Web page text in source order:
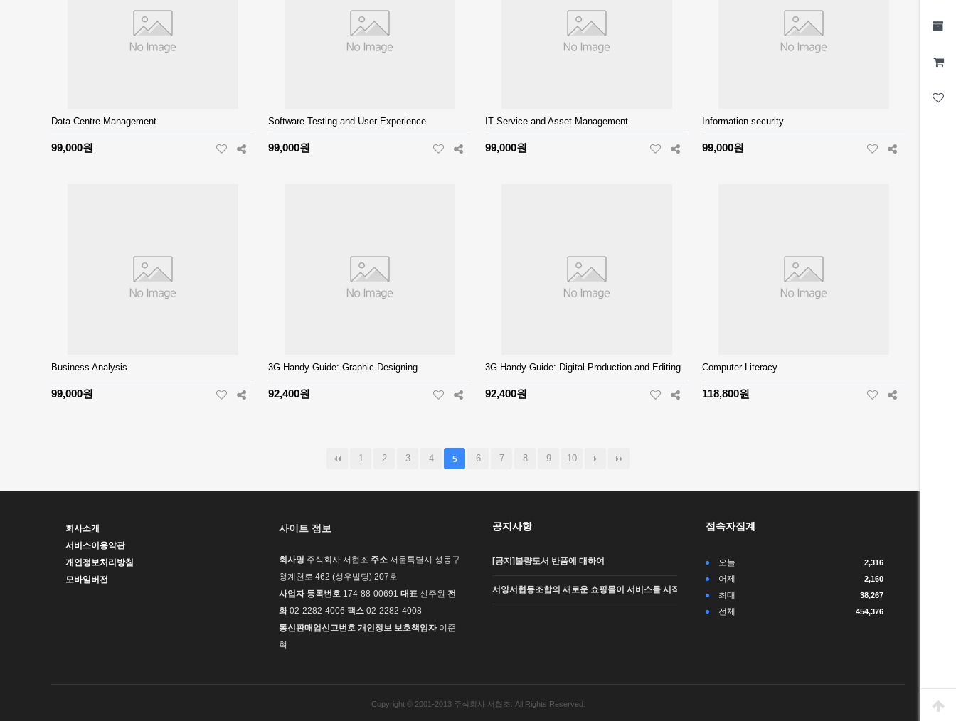
Data Centre Management
99,000원
Software Testing and User Experience
99,000원
IT Service and Asset Management
99,000원
Information security
99,000원
Business Analysis
99,000원
3G Handy Guide: Graphic Designing
92,400원
3G Handy Guide: Digital Production and Editing
92,400원
Computer Literacy
118,800원
1 2 3 4 5 6 7 8 9 10
회사소개
서비스이용약관
개인정보처리방침
모바일버전
사이트 정보
회사명 주식회사 서협조 주소 서울특별시 성동구
청계천로 462 (성우빌딩) 207호
사업자 등록번호 174-88-00691 대표 신주원 전
화02-2282-4006 팩스 02-2282-4008
통신판매업신고번호 개인정보 보호책임자이준
혁
공지사항
[공지]불량도서 반품에 대하여
서양서협동조합의 새로운 쇼핑몰이 서비스를 시작합니다.
접속자집계
오늘 2,316
어제 2,160
최대 38,267
전체 454,376
Copyright © 2001-2013 주식회사 서협조. All Rights Reserved.